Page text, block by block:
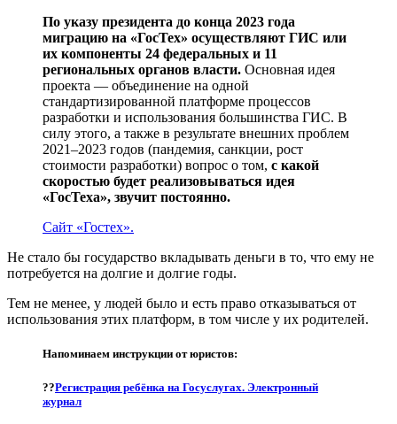
По указу президента до конца 2023 года
миграцию на «ГосТех» осуществляют ГИС или
их компоненты 24 федеральных и 11
региональных органов власти. Основная идея
проекта — объединение на одной
стандартизированной платформе процессов
разработки и использования большинства ГИС. В
силу этого, а также в результате внешних проблем
2021–2023 годов (пандемия, санкции, рост
стоимости разработки) вопрос о том, с какой
скоростью будет реализовываться идея
«ГосТеха», звучит постоянно.
Сайт «Гостех».
Не стало бы государство вкладывать деньги в то, что ему не
потребуется на долгие и долгие годы.
Тем не менее, у людей было и есть право отказываться от
использования этих платформ, в том числе у их родителей.
Напоминаем инструкции от юристов:
??Регистрация ребёнка на Госуслугах. Электронный
журнал